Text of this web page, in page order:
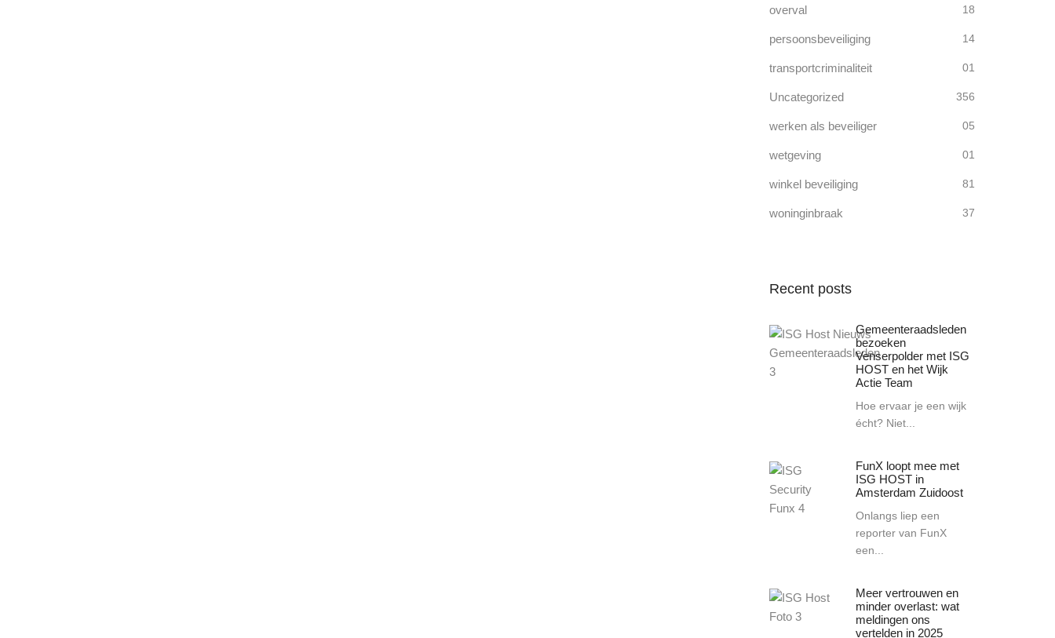
overval 18
persoonsbeveiliging 14
transportcriminaliteit 01
Uncategorized 356
werken als beveiliger 05
wetgeving 01
winkel beveiliging 81
woninginbraak 37
Recent posts
Gemeenteraadsleden
bezoeken
Venserpolder met ISG
HOST en het Wijk
Actie Team
Hoe ervaar je een wijk
écht? Niet...
FunX loopt mee met
ISG HOST in
Amsterdam Zuidoost
Onlangs liep een
reporter van FunX
een...
Meer vertrouwen en
minder overlast: wat
meldingen ons
vertelden in 2025